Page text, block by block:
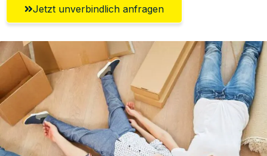
Jetzt unverbindlich anfragen